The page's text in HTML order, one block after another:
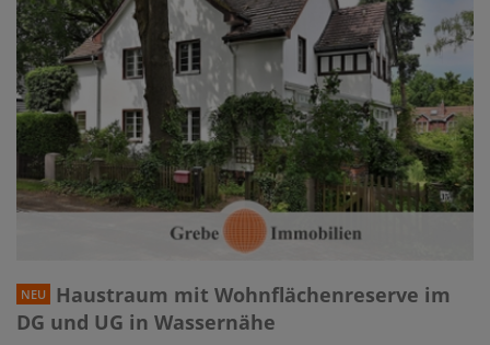
NEU
Haustraum mit Wohnflächenreserve im
DG und UG in Wassernähe